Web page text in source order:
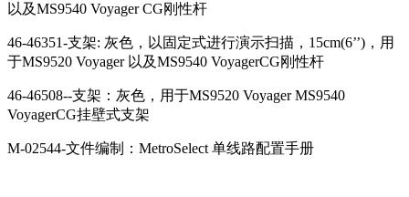
以及MS9540 Voyager CG刚性杆
46-46351-支架: 灰色，以固定式进行演示扫描，15cm(6’’)，用
于MS9520 Voyager 以及MS9540 VoyagerCG刚性杆
46-46508--支架：灰色，用于MS9520 Voyager MS9540
VoyagerCG挂壁式支架
M-02544-文件编制：MetroSelect 单线路配置手册